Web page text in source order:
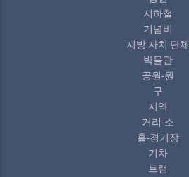
지하철
기념비
지방 자치 단체
박물관
공원-원
구
지역
거리-소
홀-경기장
기차
트램